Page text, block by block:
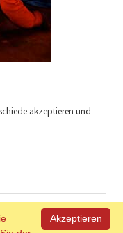
akzeptieren und
Über uns
Impressum und
Akzeptieren